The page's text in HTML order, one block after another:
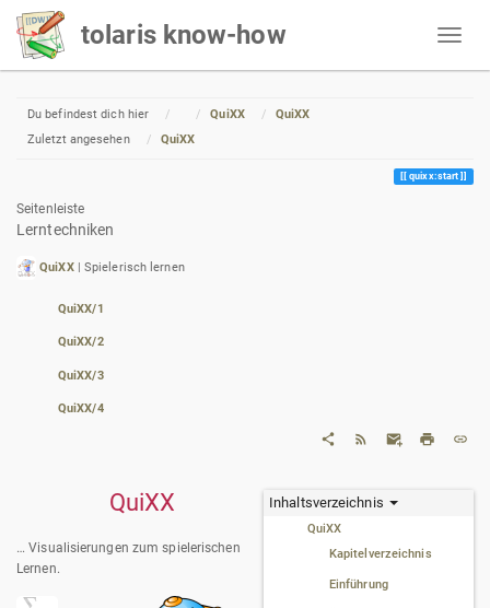
tolaris know-how
Du befindest dich hier HomeQuiXX
QuiXX
Zuletzt angesehen
QuiXX
quixx:start
Seitenleiste
Lerntechniken
QuiXX| Spielerisch lernen
QuiXX/1
QuiXX/2
QuiXX/3
QuiXX/4
Inhaltsverzeichnis
QuiXX
Kapitelverzeichnis
Einführung
QuiXX
… Visualisierungen zum spielerischen
Lernen.